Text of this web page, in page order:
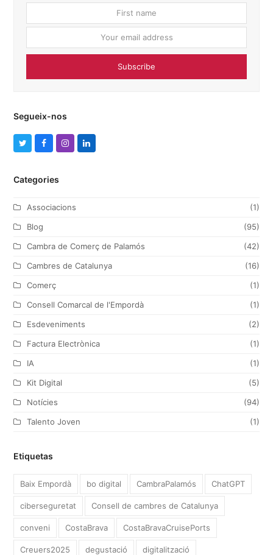
name
Subscribe
Segueix-nos
i
r
c
o
k
r
a
I
n
Categories
Associacions
(1)
Blog
(95)
Cambra de Comerç de Palamós
(42)
Cambres de Catalunya
(16)
Comerç
(1)
Consell Comarcal de l'Empordà
(1)
Esdeveniments
(2)
Factura Electrònica
(1)
IA
(1)
Kit Digital
(5)
Notícies
(94)
Talento Joven
(1)
Etiquetas
Baix Empordà bo digital CambraPalamós ChatGPT
ciberseguretat Consell de cambres de Catalunya
conveni CostaBrava CostaBravaCruisePorts
Creuers2025 degustació digitalització